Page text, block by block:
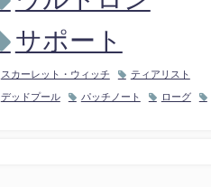
サポート
スカーレット・ウィッチ ティアリスト
デッドプール パッチノート ローグ